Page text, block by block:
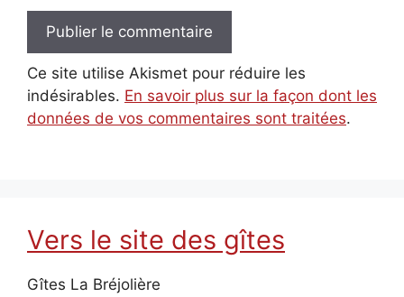
Ce site utilise Akismet pour réduire les
indésirables. En savoir plus sur la façon dont les
données de vos commentaires sont traitées.
Vers le site des gîtes
Gîtes La Bréjolière